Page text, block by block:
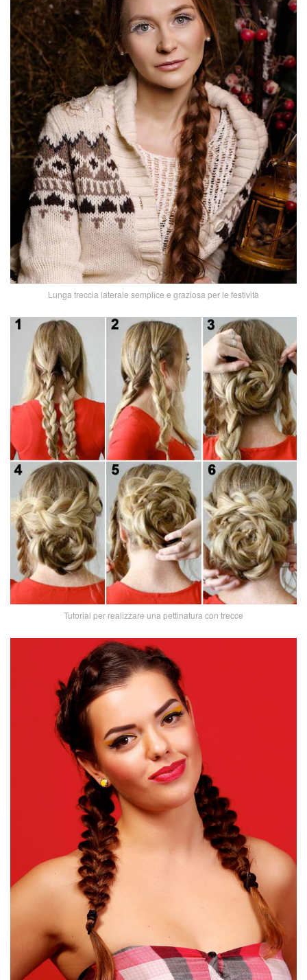
Lunga treccia laterale semplice e graziosa per le festività
Tutorial per realizzare una pettinatura con trecce